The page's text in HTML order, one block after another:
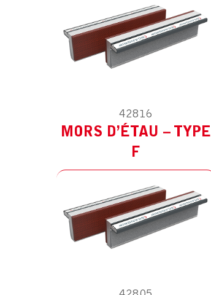
42816
MORS D’ÉTAU – TYPE
F
MODÈLE :POUR AUTRES